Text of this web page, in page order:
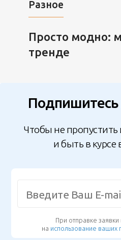
Разное
Просто модно:
тренде
Подпишитесь
Чтобы не
и быть в курсе
При отправке
на использование ваших